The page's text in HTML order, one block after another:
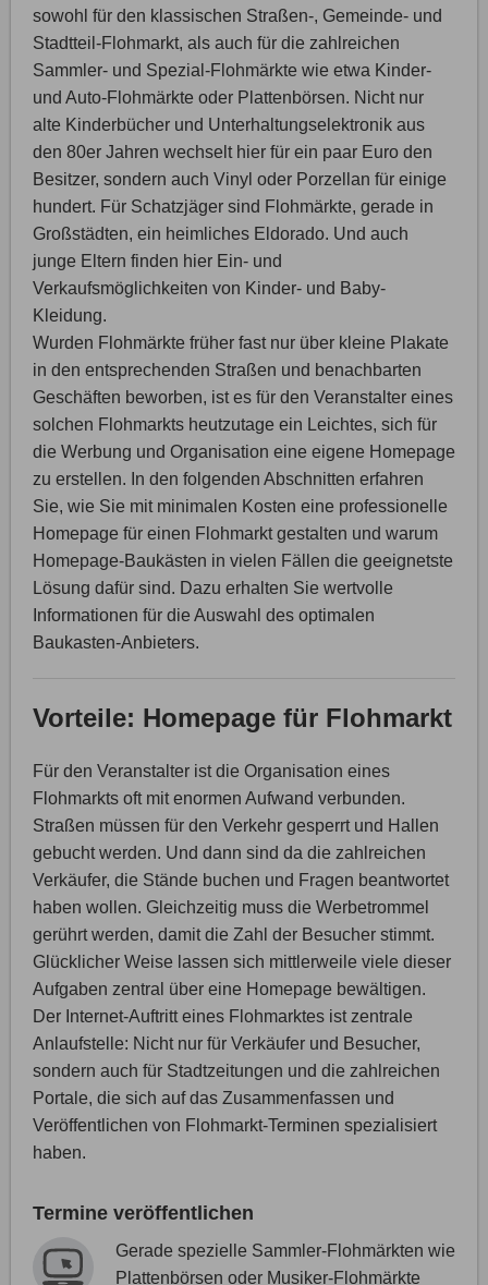
sowohl für den klassischen Straßen-, Gemeinde- und
Stadtteil-Flohmarkt, als auch für die zahlreichen
Sammler- und Spezial-Flohmärkte wie etwa Kinder-
und Auto-Flohmärkte oder Plattenbörsen. Nicht nur
alte Kinderbücher und Unterhaltungselektronik aus
den 80er Jahren wechselt hier für ein paar Euro den
Besitzer, sondern auch Vinyl oder Porzellan für einige
hundert. Für Schatzjäger sind Flohmärkte, gerade in
Großstädten, ein heimliches Eldorado. Und auch
junge Eltern finden hier Ein- und
Verkaufsmöglichkeiten von Kinder- und Baby-
Kleidung.
Wurden Flohmärkte früher fast nur über kleine Plakate
in den entsprechenden Straßen und benachbarten
Geschäften beworben, ist es für den Veranstalter eines
solchen Flohmarkts heutzutage ein Leichtes, sich für
die Werbung und Organisation eine eigene Homepage
zu erstellen. In den folgenden Abschnitten erfahren
Sie, wie Sie mit minimalen Kosten eine professionelle
Homepage für einen Flohmarkt gestalten und warum
Homepage-Baukästen in vielen Fällen die geeignetste
Lösung dafür sind. Dazu erhalten Sie wertvolle
Informationen für die Auswahl des optimalen
Baukasten-Anbieters.
Vorteile: Homepage für Flohmarkt
Für den Veranstalter ist die Organisation eines
Flohmarkts oft mit enormen Aufwand verbunden.
Straßen müssen für den Verkehr gesperrt und Hallen
gebucht werden. Und dann sind da die zahlreichen
Verkäufer, die Stände buchen und Fragen beantwortet
haben wollen. Gleichzeitig muss die Werbetrommel
gerührt werden, damit die Zahl der Besucher stimmt.
Glücklicher Weise lassen sich mittlerweile viele dieser
Aufgaben zentral über eine Homepage bewältigen.
Der Internet-Auftritt eines Flohmarktes ist zentrale
Anlaufstelle: Nicht nur für Verkäufer und Besucher,
sondern auch für Stadtzeitungen und die zahlreichen
Portale, die sich auf das Zusammenfassen und
Veröffentlichen von Flohmarkt-Terminen spezialisiert
haben.
Termine veröffentlichen
Gerade spezielle Sammler-Flohmärkten wie
Plattenbörsen oder Musiker-Flohmärkte